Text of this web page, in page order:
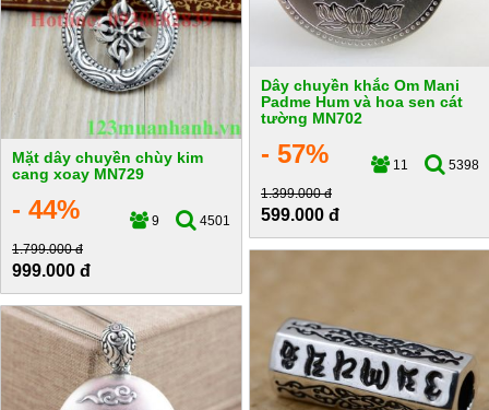
Dây chuyền khắc Om Mani
Padme Hum và hoa sen cát
tường MN702
- 57% 11
5398
1.399.000 đ
599.000 đ
Mặt dây chuyền chùy kim
cang xoay MN729
- 44% 9
4501
1.799.000 đ
999.000 đ